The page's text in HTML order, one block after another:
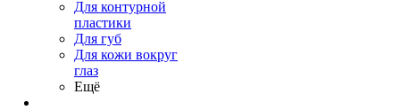
Для контурной
пластики
Для губ
Для кожи вокруг
глаз
Ещё